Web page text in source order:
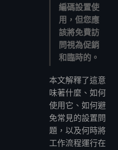
編碼設置使
用，但您應
該將免費訪
問視為促銷
和臨時的。
本文解釋了這意
味著什麼、如何
使用它、如何避
免常見的設置問
題，以及何時將
工作流程運行在